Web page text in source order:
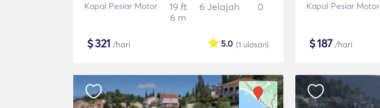
Kapal Pesiar Motor
19 ft
6 m
6 Jelajah 0
$321 /hari (1 ulasan)
5.0
Kapal Pesiar Motor
$187 /hari